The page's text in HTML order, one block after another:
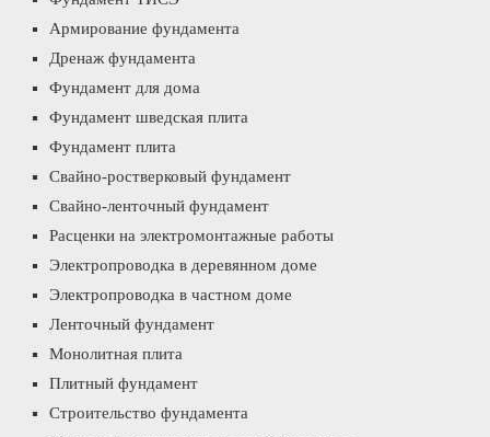
Армирование фундамента
Дренаж фундамента
Фундамент для дома
Фундамент шведская плита
Фундамент плита
Свайно-ростверковый фундамент
Свайно-ленточный фундамент
Расценки на электромонтажные работы
Электропроводка в деревянном доме
Электропроводка в частном доме
Ленточный фундамент
Монолитная плита
Плитный фундамент
Строительство фундамента